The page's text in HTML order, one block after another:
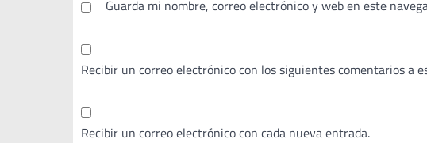
Guarda mi nombre, correo electrónico y web en este
Recibir un correo electrónico con los siguientes comentarios a
Recibir un correo electrónico con cada nueva entrada.